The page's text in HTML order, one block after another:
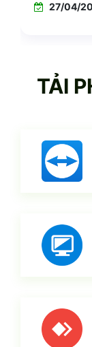
06/03/
TẢI